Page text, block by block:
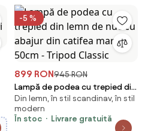
-5 %
899 RON945 RON
Lampă de podea cu trepied din
lemn de nuc cu abajur din
catifea maro 50cm - Tripod
Classic
Din lemn, în stil scandinav, în stil
modern
În stoc
Livrare gratuită